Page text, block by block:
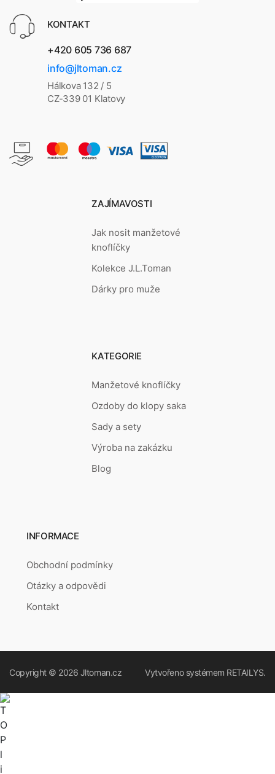
KONTAKT
+420 605 736 687
info@jltoman.cz
Hálkova 132 / 5
CZ-339 01 Klatovy
ZAJÍMAVOSTI
Jak nosit manžetové
knoflíčky
Kolekce J.L.Toman
Dárky pro muže
KATEGORIE
Manžetové knoflíčky
Ozdoby do klopy saka
Sady a sety
Výroba na zakázku
Blog
INFORMACE
Obchodní podmínky
Otázky a odpovědi
Kontakt
Copyright © 2026 Jltoman.cz Vytvořeno systémem RETAILYS.